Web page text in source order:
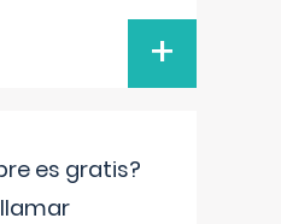
+
es gratis?